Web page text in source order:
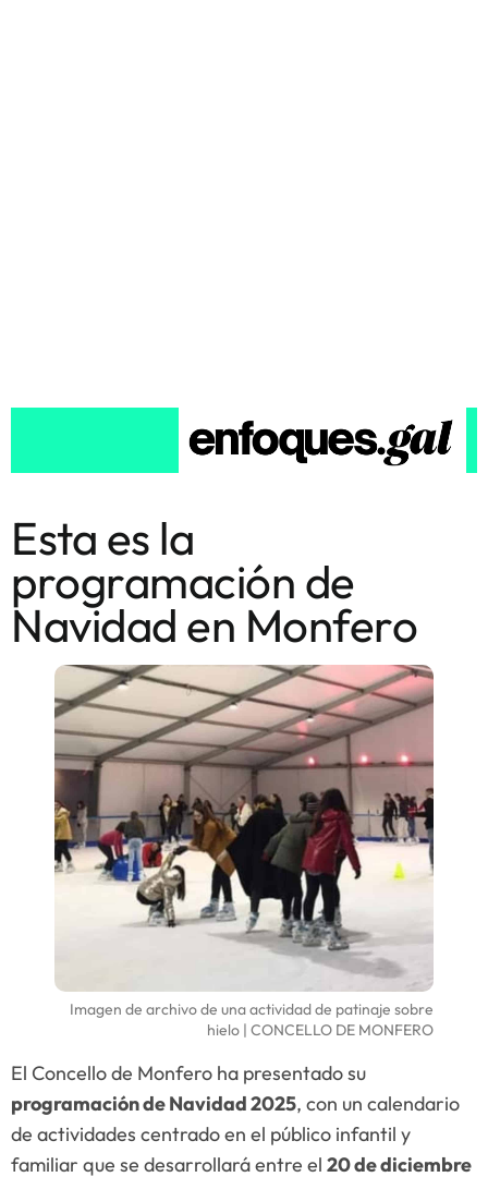
Esta es la
programación de
Navidad en Monfero
Imagen de archivo de una actividad de patinaje sobre
hielo | CONCELLO DE MONFERO
El Concello de Monfero ha presentado su
programación de Navidad 2025, con un calendario
de actividades centrado en el público infantil y
familiar que se desarrollará entre el 20 de diciembre